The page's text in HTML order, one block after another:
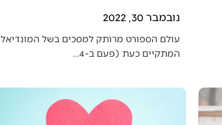
נובמבר 30, 2022
עולם הספורט מרותק למסכים בשל המונדיאל
המתקיים כעת (פעם ב-4…